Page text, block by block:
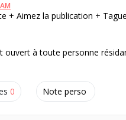
0 Note perso
+ Aimez la publication +
ouvert à toute personne